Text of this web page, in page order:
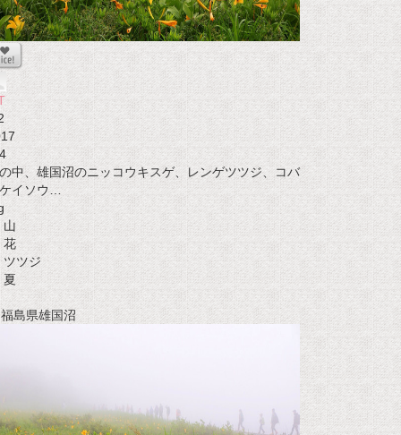
4
中、雄国沼のニッコウキスゲ、レンゲツツジ、コバ
イソウ…
山
花
ツツジ
夏
島県雄国沼